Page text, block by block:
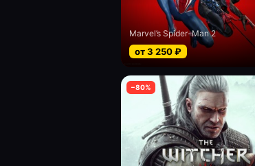
Marvel’s Spider-Man 2
от3 250₽
−80%